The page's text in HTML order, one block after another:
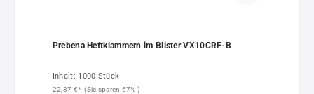
Prebena Heftklammern im Blister VX10CRF-B
Inhalt: 1000 Stück
22,37 €* (Sie sparen 67% )